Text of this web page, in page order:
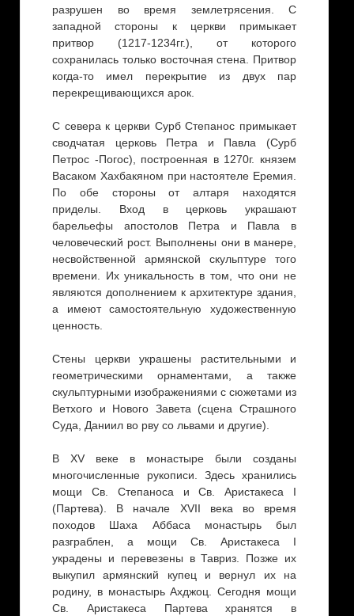
разрушен во время землетрясения. С
западной стороны к церкви примыкает
притвор (1217-1234гг.), от которого
сохранилась только восточная стена. Притвор
когда-то имел перекрытие из двух пар
перекрещивающихся арок.
С севера к церкви Сурб Степанос примыкает
сводчатая церковь Петра и Павла (Сурб
Петрос -Погос), построенная в 1270г. князем
Васаком Хахбакяном при настоятеле Еремия.
По обе стороны от алтаря находятся
приделы. Вход в церковь украшают
барельефы апостолов Петра и Павла в
человеческий рост. Выполнены они в манере,
несвойственной армянской скульптуре того
времени. Их уникальность в том, что они не
являются дополнением к архитектуре здания,
а имеют самостоятельную художественную
ценность.
Стены церкви украшены растительными и
геометрическими орнаментами, а также
скульптурными изображениями с сюжетами из
Ветхого и Нового Завета (сцена Страшного
Суда, Даниил во рву со львами и другие).
В XV веке в монастыре были созданы
многочисленные рукописи. Здесь хранились
мощи Св. Степаноса и Св. Аристакеса I
(Партева). В начале XVII века во время
походов Шаха Аббаса монастырь был
разграблен, а мощи Св. Аристакеса I
украдены и перевезены в Тавриз. Позже их
выкупил армянский купец и вернул их на
родину, в монастырь Ахджоц. Сегодня мощи
Св. Аристакеса Партева хранятся в